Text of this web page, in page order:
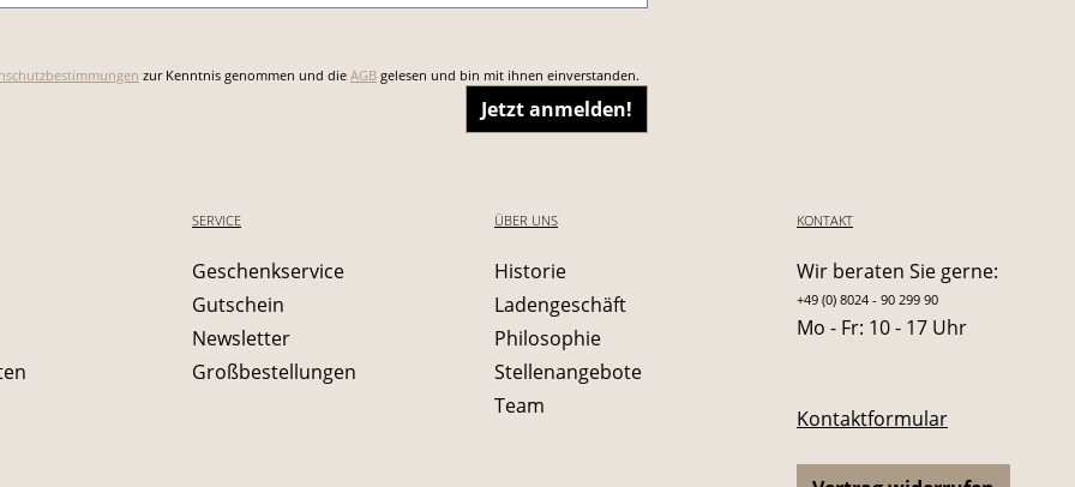
zur Kenntnis genommen und die AGB gelesen und bin mit ihnen einverstanden.
Jetzt anmelden!
SERVICE
Geschenkservice
Gutschein
Newsletter
Großbestellungen
ÜBER UNS
Historie
Ladengeschäft
Philosophie
Stellenangebote
Team
KONTAKT
Wir beraten Sie gerne:
+49 (0) 8024 - 90 299 90
Mo - Fr: 10 - 17 Uhr
Kontaktformular